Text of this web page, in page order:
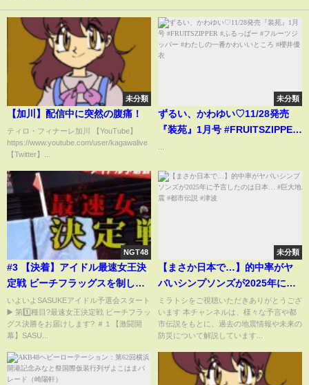
未分類
【加川】配信中に突然の腹痛！
ティロ・フィナーレ加川 【YouTube】
https://www.youtube.com/user/kagawalive
【Twitter】...
未分類
ずるい、かわゆい♡11/28発売
『装苑』1月号 #FRUITSZIPPER
櫻井優衣
NGT48
#3 【決着】アイドル最速女王決
定戦 ビーチフラッグスを制した
のは？SASUKEアイドル予選会
2025
いよいよSASUKEアイドル予選会スタート
▶️ 第1️⃣種目?最速女王決定戦 ビーチフラッ
グス決勝をお届けします? ＃１【激闘開
幕】SASU...
未分類
【まさか日本で…】的中率がヤ
バいシンプソンズが2025年に予
言したのは日本… #巨大地震 #都
市伝説 #津波
ミラトシをご視聴いただきありがとうござ
います 本チャンネルは、様々な予言や都
市伝説をもとに、過去の地震情報や未来の
防災について解説しています...